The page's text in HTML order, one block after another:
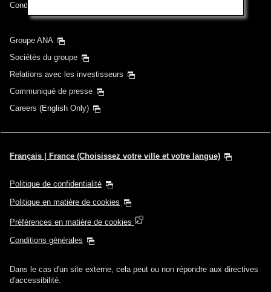
Conditions de transport
Groupe ANA
Sociétés du groupe
Relations avec les investisseurs
Communiqué de presse
Careers (English Only)
Français | France (Choisissez votre ville et votre langue)
Politique de confidentialité
Politique en matière de cookies
Préférences en matière de cookies
Conditions générales
Dans le cas d'un site externe, cela peut ou non répondre aux directives
d'accessibilité.